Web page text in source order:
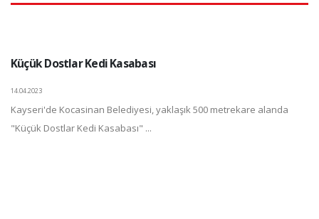
Küçük Dostlar Kedi Kasabası
14.04.2023
Kayseri'de Kocasinan Belediyesi, yaklaşık 500 metrekare alanda
"Küçük Dostlar Kedi Kasabası" ...